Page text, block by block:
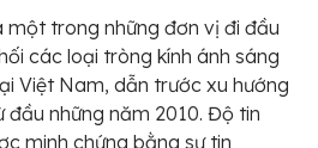
một trong những đơn vị đi đầu
các loại tròng kính ánh sáng
Việt Nam, dẫn trước xu hướng
đầu những năm 2010. Độ tin
minh chứng bằng sự tin